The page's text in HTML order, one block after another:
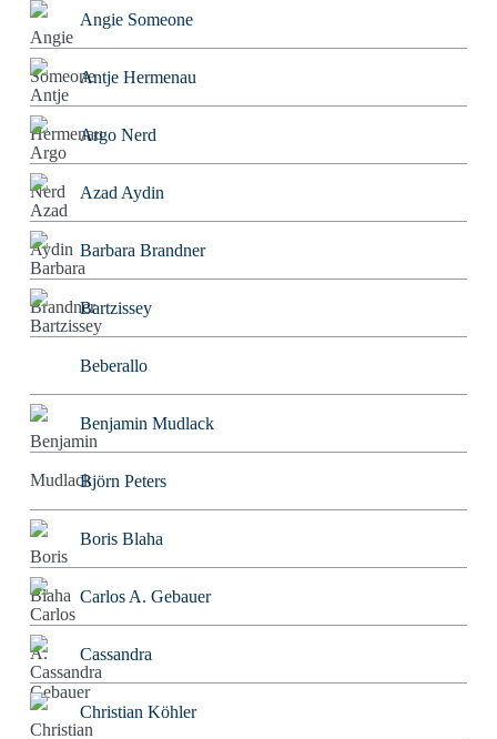
Angie Someone
Antje Hermenau
Argo Nerd
Azad Aydin
Barbara Brandner
Bartzissey
Beberallo
Benjamin Mudlack
Björn Peters
Boris Blaha
Carlos A. Gebauer
Cassandra
Christian Köhler